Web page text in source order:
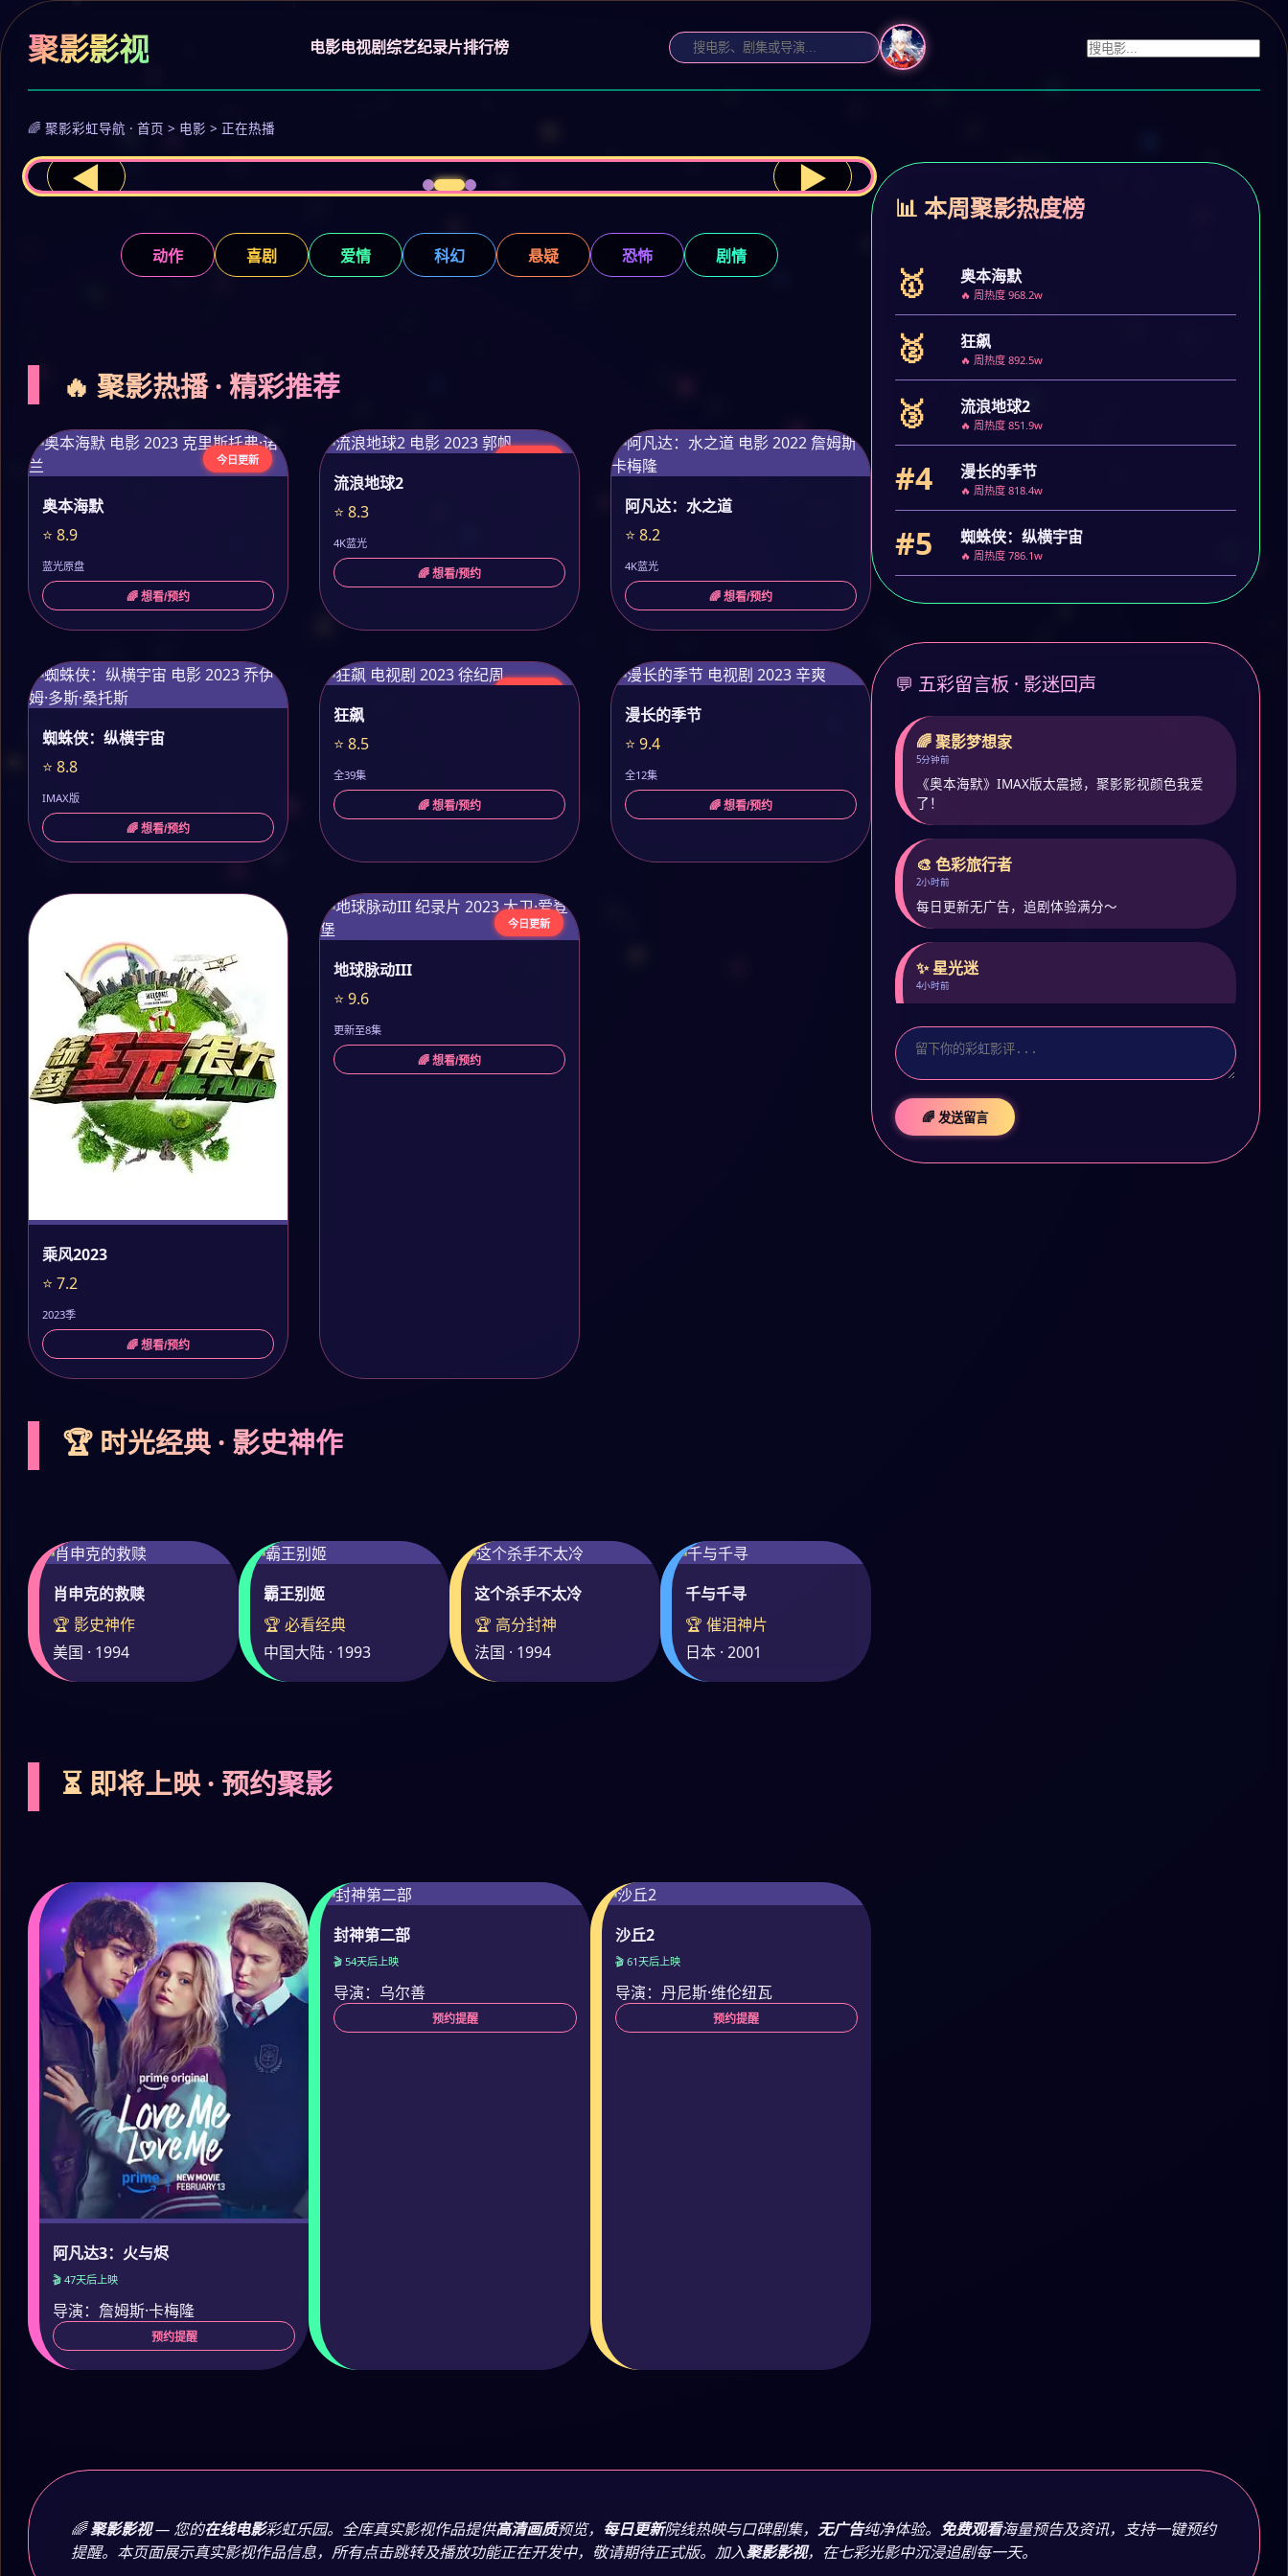
聚影影视 电影电视剧综艺纪录片排行榜
🌈 聚影彩虹导航 · 首页 > 电影 > 正在热播
◀ ▶
动作 喜剧 爱情 科幻 悬疑 恐怖 剧情
🔥 聚影热播 · 精彩推荐
今日更新
奥本海默
⭐ 8.9
蓝光原盘
🌈 想看/预约
流浪地球2
⭐ 8.3
4K蓝光
🌈 想看/预约
阿凡达：水之道
⭐ 8.2
4K蓝光
🌈 想看/预约
蜘蛛侠：纵横宇宙
⭐ 8.8
IMAX版
🌈 想看/预约
狂飙
⭐ 8.5
全39集
🌈 想看/预约
漫长的季节
⭐ 9.4
全12集
🌈 想看/预约
乘风2023
⭐ 7.2
2023季
🌈 想看/预约
今日更新
地球脉动III
⭐ 9.6
更新至8集
🌈 想看/预约
🏆 时光经典 · 影史神作
肖申克的救赎
🏆 影史神作
美国 · 1994
霸王别姬
🏆 必看经典
中国大陆 · 1993
这个杀手不太冷
🏆 高分封神
法国 · 1994
千与千寻
🏆 催泪神片
日本 · 2001
⏳ 即将上映 · 预约聚影
阿凡达3：火与烬
🎬 47天后上映
导演：詹姆斯·卡梅隆
预约提醒
封神第二部
🎬 54天后上映
导演：乌尔善
预约提醒
沙丘2
🎬 61天后上映
导演：丹尼斯·维伦纽瓦
预约提醒
📊 本周聚影热度榜
🥇 奥本海默
🔥 周热度 968.2w
🥈 狂飙
🔥 周热度 892.5w
🥉 流浪地球2
🔥 周热度 851.9w
#4 漫长的季节
🔥 周热度 818.4w
#5 蜘蛛侠：纵横宇宙
🔥 周热度 786.1w
💬 五彩留言板 · 影迷回声
🌈 聚影梦想家
5分钟前
《奥本海默》IMAX版太震撼，聚影影视颜色我爱
了！
🎨 色彩旅行者
2小时前
每日更新无广告，追剧体验满分～
✨ 星光迷
4小时前
预约了封神第二部，期待彩虹特别版！
🌈 发送留言
🌈聚影影视— 您的在线电影彩虹乐园。全库真实影视作品提供高清画质预览， 每日更新院线热映与口碑剧集， 无广告纯净体验。 免费观看海量预告及资讯，支持一键预约
提醒。本页面展示真实影视作品信息，所有点击跳转及播放功能正在开发中，敬请期待正式版。加入聚影影视，在七彩光影中沉浸追剧每一天。